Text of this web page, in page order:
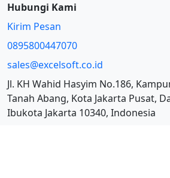
Hubungi Kami
Kirim Pesan
0895800447070
sales@excelsoft.co.id
Jl. KH Wahid Hasyim No.186,
Tanah Abang, Kota Jakarta Pusat,
Ibukota Jakarta 10340, Indonesia